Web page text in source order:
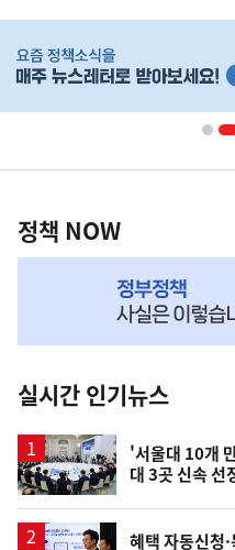
단
영
책
NOW,
뉴
스
정책 NOW
실시간 인기뉴스
'서울대 10개
대 3곳 신속 선
혜택 자동신청